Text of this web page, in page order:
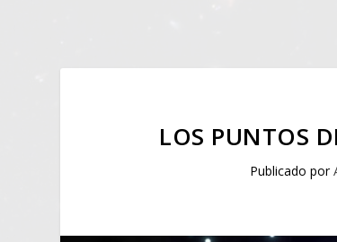
LOS PUNTOS
Publicado por